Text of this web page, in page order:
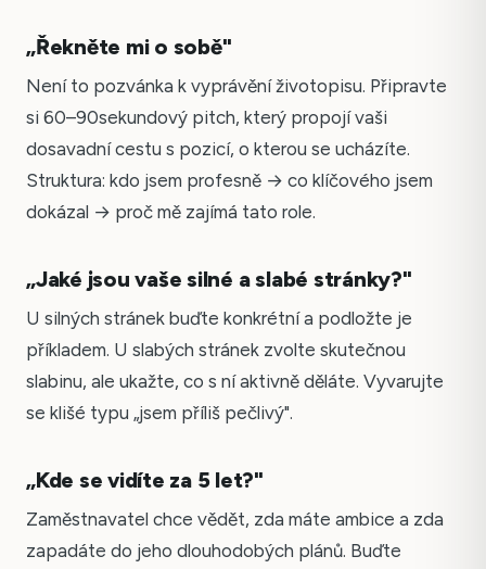
„Řekněte mi o sobě"
Není to pozvánka k vyprávění životopisu. Připravte
si 60–90sekundový pitch, který propojí vaši
dosavadní cestu s pozicí, o kterou se ucházíte.
Struktura: kdo jsem profesně → co klíčového jsem
dokázal → proč mě zajímá tato role.
„Jaké jsou vaše silné a slabé stránky?"
U silných stránek buďte konkrétní a podložte je
příkladem. U slabých stránek zvolte skutečnou
slabinu, ale ukažte, co s ní aktivně děláte. Vyvarujte
se klišé typu „jsem příliš pečlivý".
„Kde se vidíte za 5 let?"
Zaměstnavatel chce vědět, zda máte ambice a zda
zapadáte do jeho dlouhodobých plánů. Buďte